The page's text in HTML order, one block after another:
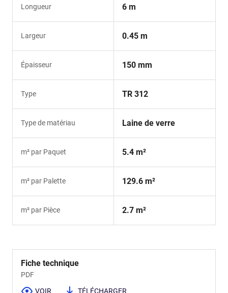
Longueur 6 m
Largeur 0.45 m
Épaisseur 150 mm
Type TR 312
Type de matériau Laine de verre
m² par Paquet 5.4 m²
m² par Palette 129.6 m²
m² par Pièce 2.7 m²
Fiche technique
PDF
VOIR TÉLÉCHARGER